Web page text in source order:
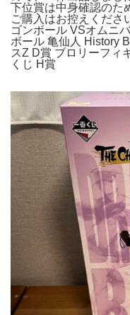
下位賞は中身確認のた
ご購入はお控えくださ
ゴンボール VSオムニ
ボール 亀仙人 History
スZ D賞 ブロリーフィ
くじ H賞